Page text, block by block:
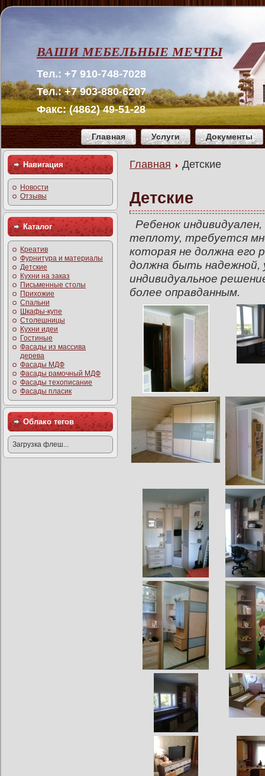
ВАШИ МЕБЕЛЬНЫЕ МЕЧТЫ
Тел.: +7 910-748-7028
Тел.: +7 903-880-6207
Факс: (4862) 49-51-28
Главная Услуги Документы
Навигация
Новости
Отзывы
Каталог
Креатив
Фурнитура и материалы
Детские
Кухни на заказ
Письменные столы
Прихожие
Спальни
Шкафы-купе
Столешницы
Кухни идеи
Гостиные
Фасады из массива
дерева
Фасады МДФ
Фасады рамочный МДФ
Фасады техописание
Фасады пласик
Облако тегов
Загрузка флеш...
Главная Детские
Детские
Ребенок
теплоту, требуется
которая не должна его
должна быть надежной,
индивидуальное
более оправданным.